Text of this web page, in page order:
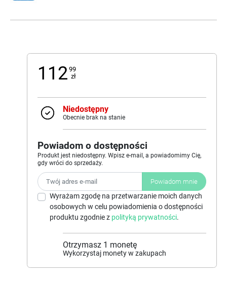
112 99
zł
Niedostępny
Obecnie brak na stanie
Powiadom o dostępności
Produkt jest niedostępny. Wpisz e-mail, a powiadomimy Cię,
gdy wróci do sprzedaży.
Powiadom mnie
Wyrażam zgodę na przetwarzanie moich danych
osobowych w celu powiadomienia o dostępności
produktu zgodnie z polityką prywatności.
Otrzymasz 1 monetę
Wykorzystaj monety w zakupach